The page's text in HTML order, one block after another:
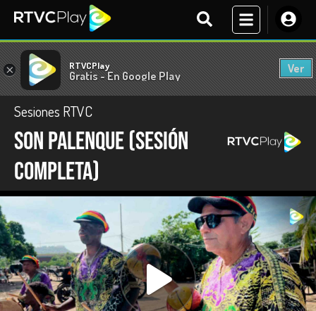
× RTVCPlay
Gratis - En Google Play
Ver
Sesiones RTVC
Son Palenque (Sesión
completa)